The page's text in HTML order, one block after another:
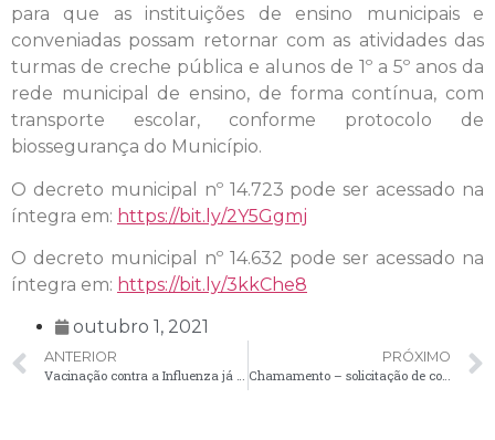
para que as instituições de ensino municipais e
conveniadas possam retornar com as atividades das
turmas de creche pública e alunos de 1º a 5º anos da
rede municipal de ensino, de forma contínua, com
transporte escolar, conforme protocolo de
biossegurança do Município.
O decreto municipal nº 14.723 pode ser acessado na
íntegra em: https://bit.ly/2Y5Ggmj
O decreto municipal nº 14.632 pode ser acessado na
íntegra em: https://bit.ly/3kkChe8
outubro 1, 2021
ANTERIOR
Vacinação contra a Influenza já atingiu 87,3% do público prioritário
PRÓXIMO
Chamamento – solicitação de comparecimento de candidatos – 01/10